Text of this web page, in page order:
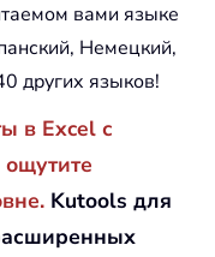
вами языке
Немецкий,
других языков!
в Excel с
Kutools для